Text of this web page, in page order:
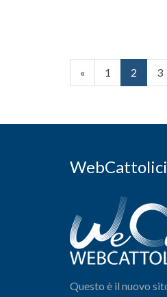
« 1 2 3
Questo è il nuovo